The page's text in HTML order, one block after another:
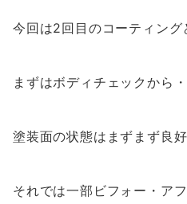
今回は2回目のコーティング
まずはボディチェックから・
塗装面の状態はまずまず良好
それでは一部ビフォー・ア